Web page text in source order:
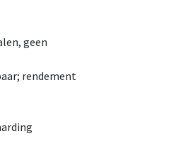
geen
rendement